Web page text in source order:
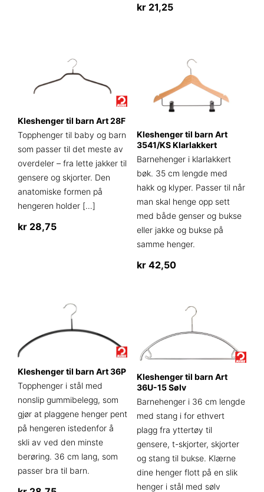
kr21,25
Kleshenger til barn Art 28F
Topphenger til baby og barn
som passer til det meste av
overdeler – fra lette jakker til
gensere og skjorter. Den
anatomiske formen på
hengeren holder […]
kr 28,75
Alternativene
velges
på
produktsiden
Kleshenger til barn Art
3541/KS Klarlakkert
Barnehenger i klarlakkert
bøk. 35 cm lengde med
hakk og klyper. Passer til når
man skal henge opp sett
med både genser og bukse
eller jakke og bukse på
samme henger.
kr42,50
Kleshenger til barn Art 36P
Topphenger i stål med
nonslip gummibelegg, som
gjør at plaggene henger pent
på hengeren istedenfor å
skli av ved den minste
berøring. 36 cm lang, som
passer bra til barn.
Kleshenger til barn Art
36U-15 Sølv
Barnehenger i 36 cm lengde
med stang i for ethvert
plagg fra yttertøy til
gensere, t-skjorter, skjorter
og stang til bukse. Klærne
dine henger flott på en slik
henger i stål med sølv